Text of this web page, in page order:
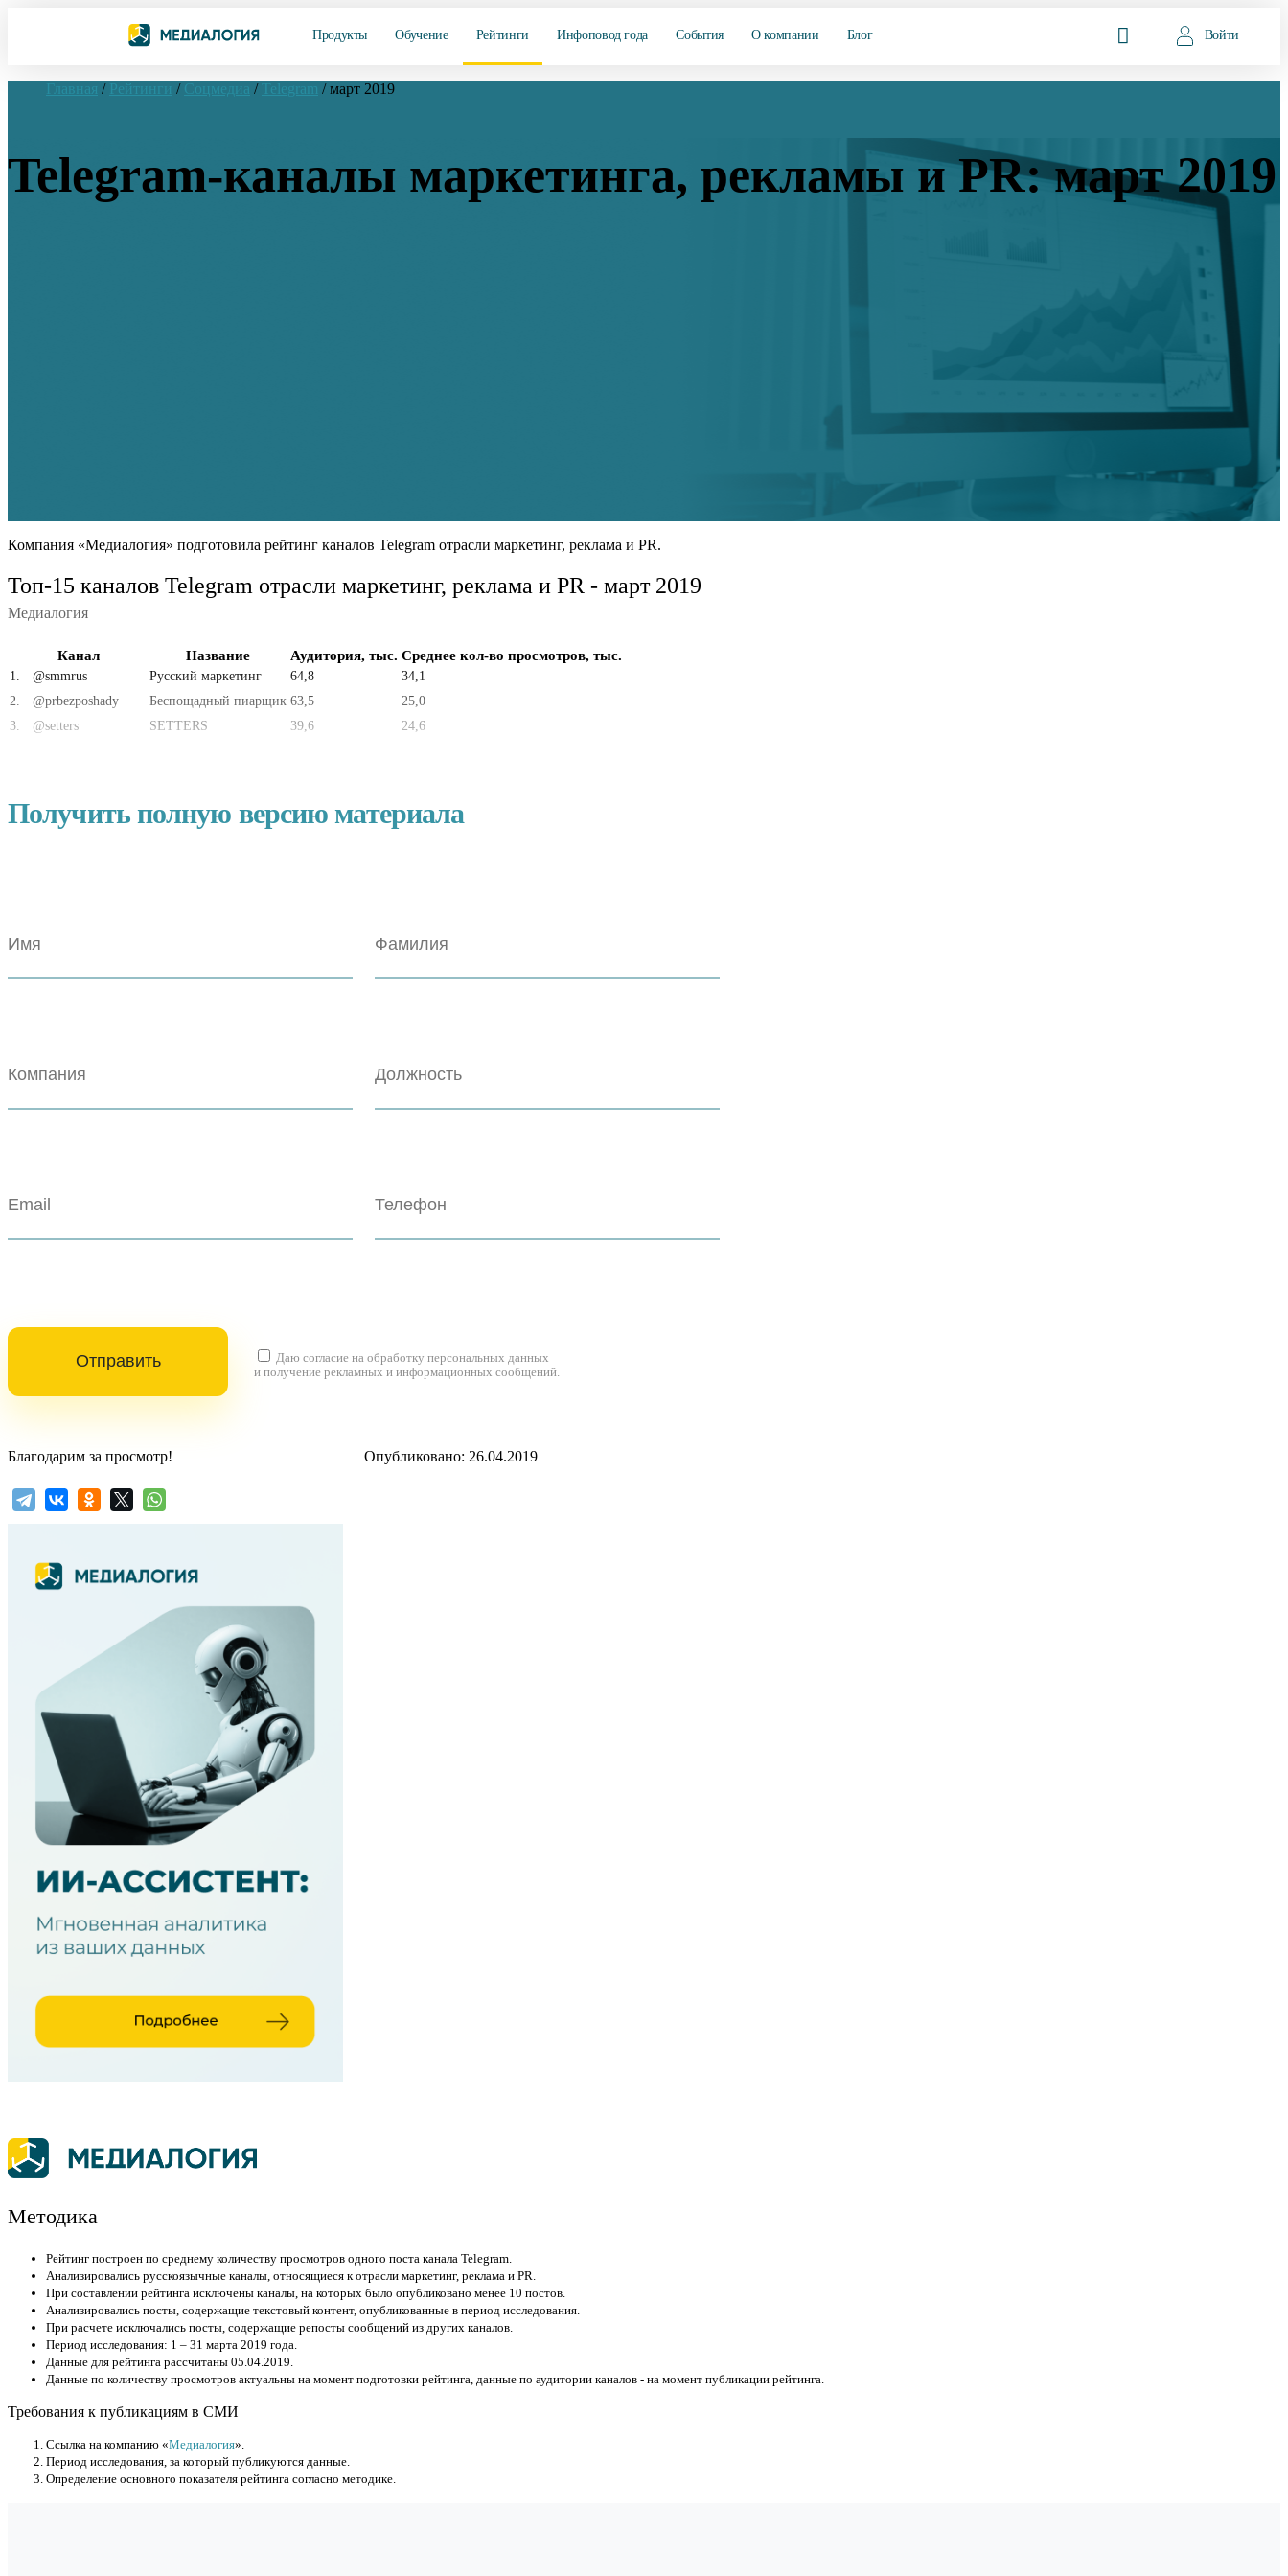
Продукты Обучение Рейтинги Инфоповод года События О компании Блог Войти
Главная / Рейтинги / Соцмедиа / Telegram / март 2019
Telegram-каналы маркетинга, рекламы и PR: март 2019
Компания «Медиалогия» подготовила рейтинг каналов Telegram отрасли маркетинг, реклама и PR.
Топ-15 каналов Telegram отрасли маркетинг, реклама и PR - март 2019
Медиалогия
Канал Название Аудитория, тыс. Среднее кол-во просмотров, тыс.
1 @smmrus Русский маркетинг 64,8
34,1
2
@prbezposhady Беспощадный пиарщик 63,5
25,0
3
@setters SETTERS 39,6 24,6
Получить полную версию материала
Даю согласие на обработку персональных данных
и получение рекламных и информационных сообщений.
Благодарим за просмотр! Опубликовано: 26.04.2019
Методика
Рейтинг построен по среднему количеству просмотров одного поста канала Telegram.
Анализировались русскоязычные каналы, относящиеся к отрасли маркетинг, реклама и PR.
При составлении рейтинга исключены каналы, на которых было опубликовано менее 10 постов.
Анализировались посты, содержащие текстовый контент, опубликованные в период исследования.
При расчете исключались посты, содержащие репосты сообщений из других каналов.
Период исследования: 1 – 31 марта 2019 года.
Данные для рейтинга рассчитаны 05.04.2019.
Данные по количеству просмотров актуальны на момент подготовки рейтинга, данные по аудитории каналов - на момент публикации рейтинга.
Требования к публикациям в СМИ
Cсылка на компанию «Медиалогия».
Период исследования, за который публикуются данные.
Определение основного показателя рейтинга согласно методике.